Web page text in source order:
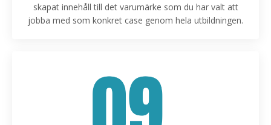
skapat innehåll till det varumärke som du har valt att
jobba med som konkret case genom hela utbildningen.